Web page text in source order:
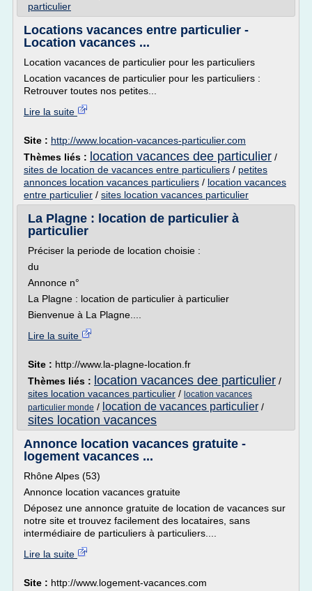
particulier
Locations vacances entre particulier -
Location vacances ...
Location vacances de particulier pour les particuliers
Location vacances de particulier pour les particuliers :
Retrouver toutes nos petites...
Lire la suite
Site : http://www.location-vacances-particulier.com
Thèmes liés : location vacances dee particulier /
sites de location de vacances entre particuliers / petites
annonces location vacances particuliers / location vacances
entre particulier / sites location vacances particulier
La Plagne : location de particulier à
particulier
Préciser la periode de location choisie :
du
Annonce n°
La Plagne : location de particulier à particulier
Bienvenue à La Plagne....
Lire la suite
Site : http://www.la-plagne-location.fr
Thèmes liés : location vacances dee particulier /
sites location vacances particulier / location vacances
particulier monde / location de vacances particulier /
sites location vacances
Annonce location vacances gratuite -
logement vacances ...
Rhône Alpes (53)
Annonce location vacances gratuite
Déposez une annonce gratuite de location de vacances sur
notre site et trouvez facilement des locataires, sans
intermédiaire de particuliers à particuliers....
Lire la suite
Site : http://www.logement-vacances.com